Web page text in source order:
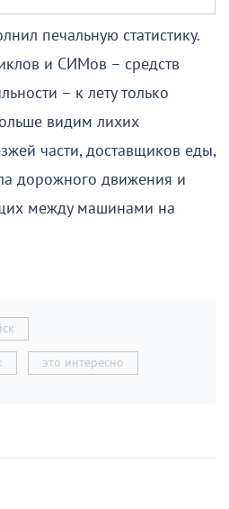
печальную статистику.
и СИМов – средств
– к лету только
видим лихих
части, доставщиков еды,
дорожного движения и
между машинами на
это интересно